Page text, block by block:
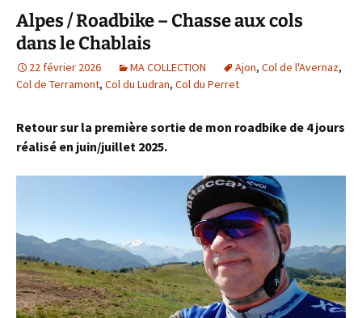
Alpes / Roadbike – Chasse aux cols
dans le Chablais
22 février 2026 MA COLLECTION Ajon, Col de l'Avernaz,
Col de Terramont, Col du Ludran, Col du Perret
Retour sur la première sortie de mon roadbike de 4 jours
réalisé en juin/juillet 2025.